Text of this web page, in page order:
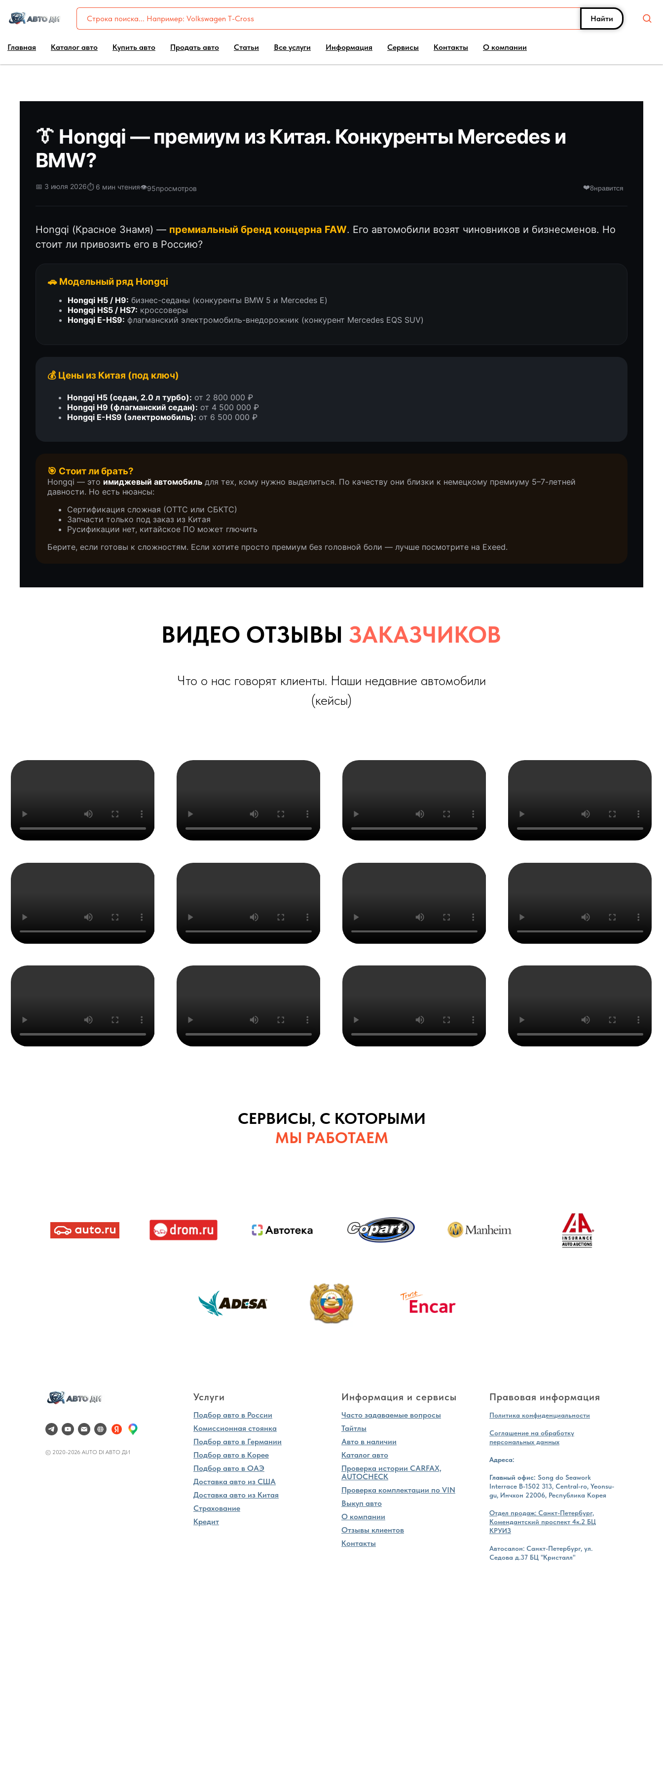
Найти
Главная Каталог авто Купить авто Продать авто Статьи Все услуги Информация Сервисы Контакты О компании
👔 Hongqi — премиум из Китая. Конкуренты Mercedes и
BMW?
📅 3 июля 2026⏱️ 6 мин чтения👁️95просмотров ❤️8нравится
Hongqi (Красное Знамя) — премиальный бренд концерна FAW. Его автомобили возят чиновников и бизнесменов. Но
стоит ли привозить его в Россию?
🚗 Модельный ряд Hongqi
Hongqi H5 / H9: бизнес-седаны (конкуренты BMW 5 и Mercedes E)
Hongqi HS5 / HS7: кроссоверы
Hongqi E-HS9: флагманский электромобиль-внедорожник (конкурент Mercedes EQS SUV)
💰 Цены из Китая (под ключ)
Hongqi H5 (седан, 2.0 л турбо): от 2 800 000 ₽
Hongqi H9 (флагманский седан): от 4 500 000 ₽
Hongqi E-HS9 (электромобиль): от 6 500 000 ₽
🎯 Стоит ли брать?
Hongqi — это имиджевый автомобиль для тех, кому нужно выделиться. По качеству они близки к немецкому премиуму 5–7-летней
давности. Но есть нюансы:
Сертификация сложная (ОТТС или СБКТС)
Запчасти только под заказ из Китая
Русификации нет, китайское ПО может глючить
Берите, если готовы к сложностям. Если хотите просто премиум без головной боли — лучше посмотрите на Exeed.
(кейсы)
СЕРВИСЫ, С КОТОРЫМИ
МЫ РАБОТАЕМ
© 2020-2026 AUTO DI АВТО ДИ
Услуги
Подбор авто в России
Комиссионная стоянка
Подбор авто в Германии
Подбор авто в Корее
Подбор авто в ОАЭ
Доставка авто из США
Доставка авто из Китая
Страхование
Кредит
Информация и сервисы
Часто задаваемые вопросы
Тайтлы
Авто в наличии
Каталог авто
Проверка истории CARFAX,
AUTOCHECK
Проверка комплектации по VIN
Выкуп авто
О компании
Отзывы клиентов
Контакты
Правовая информация
Политика конфиденциальности
Соглашение на обработку
персональных данных
Адреса:
Главный офис: Song do Seawork
Interrace B-1502 313, Central-ro, Yeonsu-
gu, Инчхон 22006, Республика Корея
Отдел продаж: Санкт-Петербург,
Комендантский проспект 4к.2 БЦ
КРУИЗ
Автосалон: Санкт-Петербург, ул.
Седова д.37 БЦ "Кристалл"